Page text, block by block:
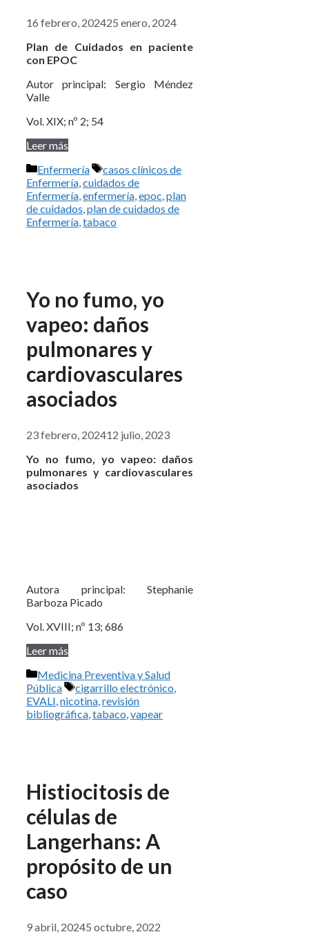
16 febrero, 202425 enero, 2024
Plan de Cuidados en paciente
con EPOC
Autor principal: Sergio Méndez
Valle
Vol. XIX; nº 2; 54
Leer más
Categorías
Enfermería Etiquetas
casos clínicos de
Enfermería,cuidados de
Enfermería,enfermería,epoc,plan
de cuidados,plan de cuidados de
Enfermería,tabaco
Yo no fumo, yo
vapeo: daños
pulmonares y
cardiovasculares
asociados
23 febrero, 202412 julio, 2023
Yo no fumo, yo vapeo: daños
pulmonares y cardiovasculares
asociados
Autora principal: Stephanie
Barboza Picado
Vol. XVIII; nº 13; 686
Leer más
Categorías
Medicina Preventiva y Salud
Pública
Etiquetas
cigarrillo electrónico
EVALI nicotina revisión
bibliográfica tabaco vapear
Histiocitosis de
células de
Langerhans: A
propósito de un
caso
9 abril, 20245 octubre, 2022